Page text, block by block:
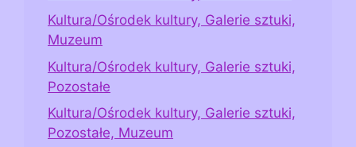
Kultura/Ośrodek kultury, Galerie sztuki,
Muzeum
Kultura/Ośrodek kultury, Galerie sztuki,
Pozostałe
Kultura/Ośrodek kultury, Galerie sztuki,
Pozostałe, Muzeum